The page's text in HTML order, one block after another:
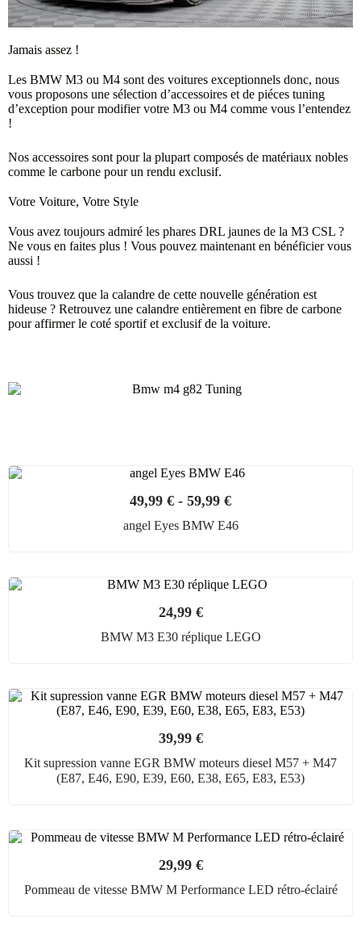
Jamais assez !
Les BMW M3 ou M4 sont des voitures exceptionnels donc, nous
vous proposons une sélection d’accessoires et de piéces tuning
d’exception pour modifier votre M3 ou M4 comme vous l’entendez
!
Nos accessoires sont pour la plupart composés de matériaux nobles
comme le carbone pour un rendu exclusif.
Votre Voiture, Votre Style
Vous avez toujours admiré les phares DRL jaunes de la M3 CSL ?
Ne vous en faites plus ! Vous pouvez maintenant en bénéficier vous
aussi !
Vous trouvez que la calandre de cette nouvelle génération est
hideuse ? Retrouvez une calandre entièrement en fibre de carbone
pour affirmer le coté sportif et exclusif de la voiture.
49,99 € - 59,99 €
angel Eyes BMW E46
24,99 €
BMW M3 E30 réplique LEGO
39,99 €
Kit supression vanne EGR BMW moteurs diesel M57 + M47
(E87, E46, E90, E39, E60, E38, E65, E83, E53)
29,99 €
Pommeau de vitesse BMW M Performance LED rétro-éclairé